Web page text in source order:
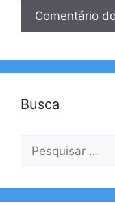
Busca
por: